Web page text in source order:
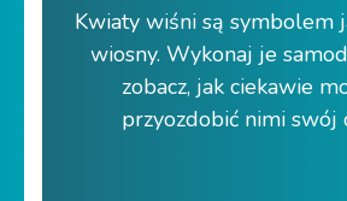
Kwiaty wiśni są symbolem
wiosny. Wykonaj je
zobacz, jak ciekawie
przyozdobić nimi swój